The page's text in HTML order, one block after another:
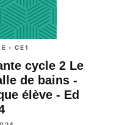
- CE1
cycle 2 Le
de bains -
élève - Ed